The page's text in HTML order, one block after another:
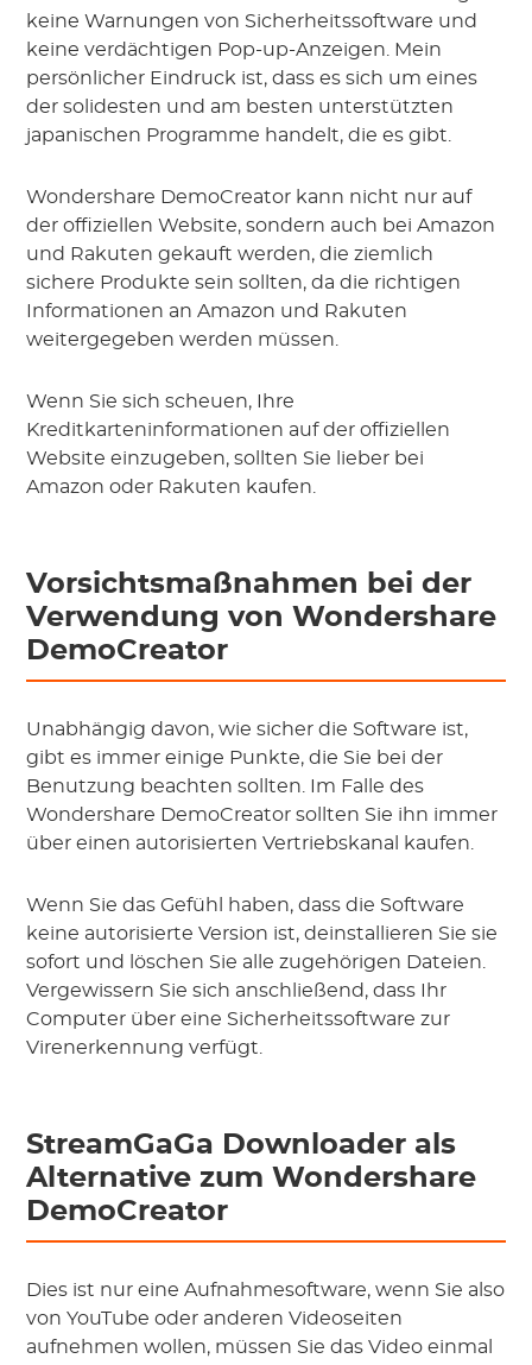
keine Warnungen von Sicherheitssoftware und
keine verdächtigen Pop-up-Anzeigen. Mein
persönlicher Eindruck ist, dass es sich um eines
der solidesten und am besten unterstützten
japanischen Programme handelt, die es gibt.
Wondershare DemoCreator kann nicht nur auf
der offiziellen Website, sondern auch bei Amazon
und Rakuten gekauft werden, die ziemlich
sichere Produkte sein sollten, da die richtigen
Informationen an Amazon und Rakuten
weitergegeben werden müssen.
Wenn Sie sich scheuen, Ihre
Kreditkarteninformationen auf der offiziellen
Website einzugeben, sollten Sie lieber bei
Amazon oder Rakuten kaufen.
Vorsichtsmaßnahmen bei der
Verwendung von Wondershare
DemoCreator
Unabhängig davon, wie sicher die Software ist,
gibt es immer einige Punkte, die Sie bei der
Benutzung beachten sollten. Im Falle des
Wondershare DemoCreator sollten Sie ihn immer
über einen autorisierten Vertriebskanal kaufen.
Wenn Sie das Gefühl haben, dass die Software
keine autorisierte Version ist, deinstallieren Sie sie
sofort und löschen Sie alle zugehörigen Dateien.
Vergewissern Sie sich anschließend, dass Ihr
Computer über eine Sicherheitssoftware zur
Virenerkennung verfügt.
StreamGaGa Downloader als
Alternative zum Wondershare
DemoCreator
Dies ist nur eine Aufnahmesoftware, wenn Sie also
von YouTube oder anderen Videoseiten
aufnehmen wollen, müssen Sie das Video einmal